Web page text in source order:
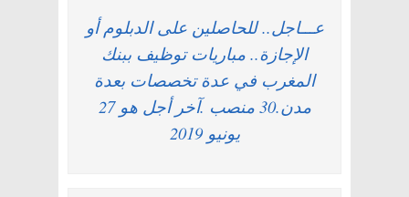
عـــاجل.. للحاصلين على الدبلوم أو
الإجازة.. مباريات توظيف ببنك
المغرب في عدة تخصصات بعدة
مدن.30 منصب .آخر أجل هو 27
يونيو 2019